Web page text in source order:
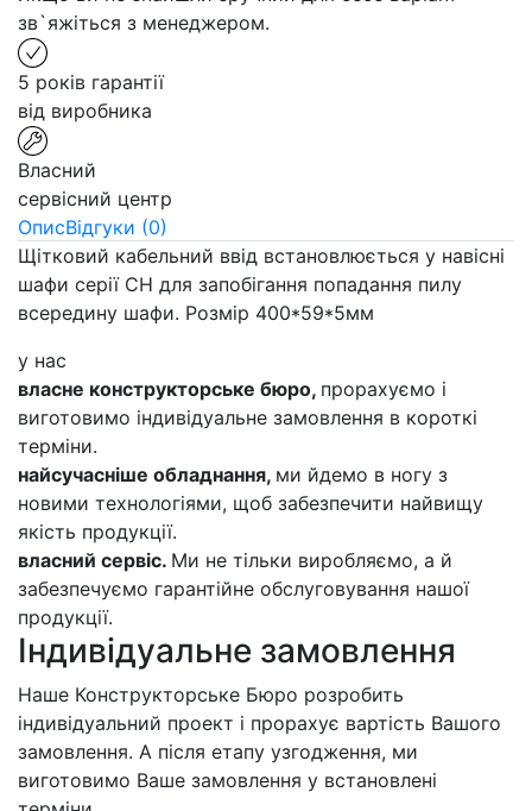
зв`яжіться з менеджером.
5 років гарантії
від виробника
Власний
сервісний центр
ОписВідгуки (0)
Щітковий кабельний ввід встановлюється у навісні
шафи серії СН для запобігання попадання пилу
всередину шафи. Розмір 400*59*5мм
у нас
власне конструкторське бюро, прорахуємо і
виготовимо індивідуальне замовлення в короткі
терміни.
найсучасніше обладнання, ми йдемо в ногу з
новими технологіями, щоб забезпечити найвищу
якість продукції.
власний сервіс. Ми не тільки виробляємо, а й
забезпечуємо гарантійне обслуговування нашої
продукції.
Індивідуальне замовлення
Наше Конструкторське Бюро розробить
індивідуальний проект і прорахує вартість Вашого
замовлення. А після етапу узгодження, ми
виготовимо Ваше замовлення у встановлені